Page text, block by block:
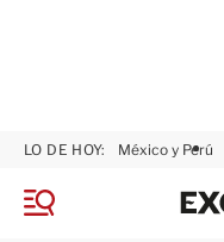
M
LO DE HOY: México y Perú